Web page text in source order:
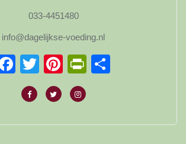
033-4451480
info@dagelijkse-voeding.nl
Facebook
Twitter
Pinterest